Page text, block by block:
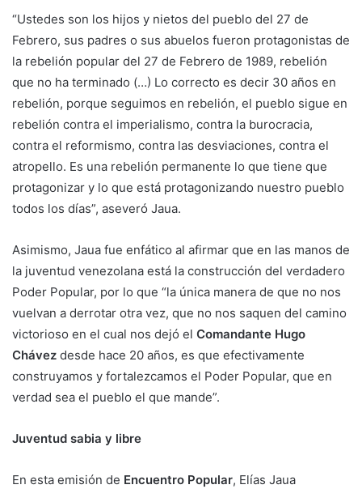
“Ustedes son los hijos y nietos del pueblo del 27 de
Febrero, sus padres o sus abuelos fueron protagonistas de
la rebelión popular del 27 de Febrero de 1989, rebelión
que no ha terminado (…) Lo correcto es decir 30 años en
rebelión, porque seguimos en rebelión, el pueblo sigue en
rebelión contra el imperialismo, contra la burocracia,
contra el reformismo, contra las desviaciones, contra el
atropello. Es una rebelión permanente lo que tiene que
protagonizar y lo que está protagonizando nuestro pueblo
todos los días”, aseveró Jaua.
Asimismo, Jaua fue enfático al afirmar que en las manos de
la juventud venezolana está la construcción del verdadero
Poder Popular, por lo que “la única manera de que no nos
vuelvan a derrotar otra vez, que no nos saquen del camino
victorioso en el cual nos dejó el Comandante Hugo
Chávez desde hace 20 años, es que efectivamente
construyamos y fortalezcamos el Poder Popular, que en
verdad sea el pueblo el que mande”.
Juventud sabia y libre
En esta emisión de Encuentro Popular, Elías Jaua